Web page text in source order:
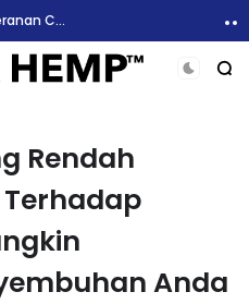
Rawatan Kanser Payudara dan Peranan Cannabis Menerusi Pengalaman Wanita Di Ohio
Rendah
Anda